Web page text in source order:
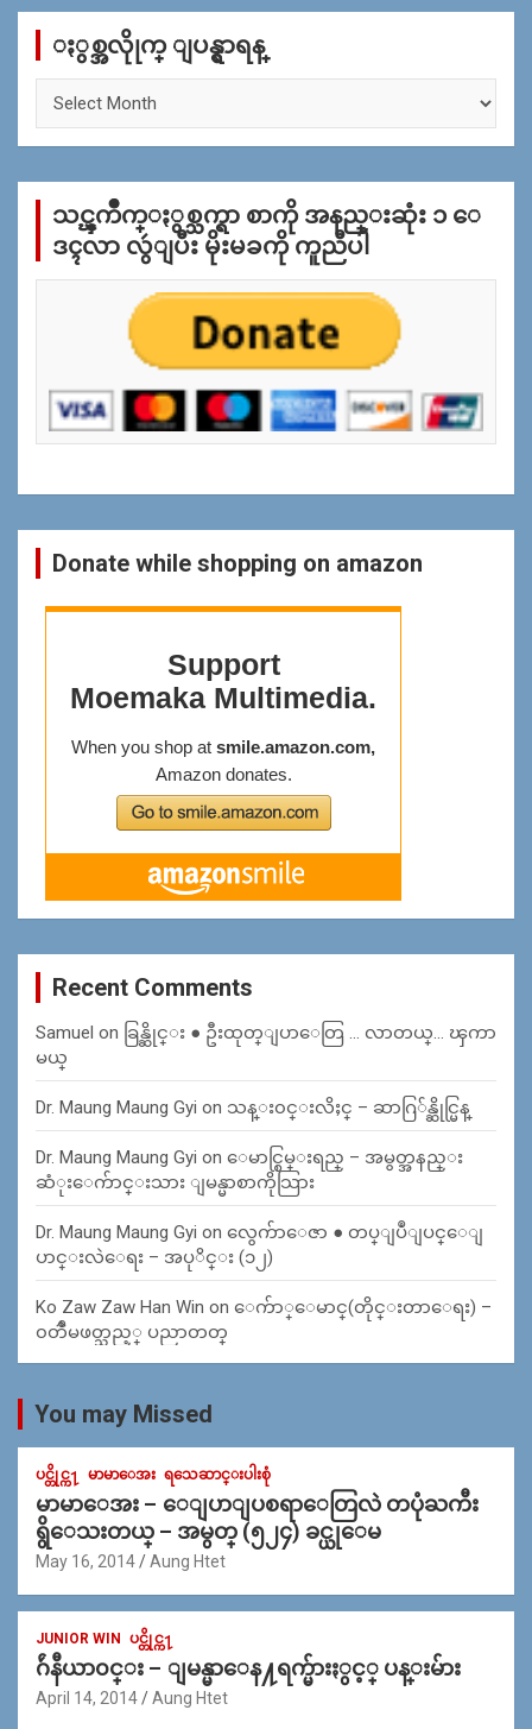
c
ႏွစ္အလိုုက္ ျပန္ရွာရန္
က္
န္
သင္ၾကိဳက္ႏွစ္သက္ရာ စာကို အနည္းဆုံး ၁ ေ
ဒၚလာ လွဴျပီး မိုးမခကို ကူညီပါ
Donate while shopping on amazon
Recent Comments
Samuel on ခြန္ဆိုင္း ● ဦးထုတ္ျပာေတြ … လာတယ္… ၾကာ
မယ္
Dr. Maung Maung Gyi on သန္း၀င္းလိႈင္ – ဆာဂြ်န္ဆိုင္မြန္
Dr. Maung Maung Gyi on ေမာင္စြမ္းရည္ – အမွတ္အနည္း
ဆံုးေက်ာင္းသား ျမန္မာစာကိုသြား
Dr. Maung Maung Gyi on လွေက်ာေဇာ ● တပ္ျပဳျပင္ေျ
ပာင္းလဲေရး – အပုိင္း (၁၂)
Ko Zaw Zaw Han Win on ေက်ာ္ေမာင္(တိုင္းတာေရး) –
၀တၳဳမဖတ္သည့္ ပညာတတ္
You may Missed
ပင္တိုင္က႑ မာမာေအး ရသေဆာင္းပါးစုံ
မာမာေအး – ေျပာျပစရာေတြလဲ တပုံႀကီး
ရွိေသးတယ္ – အမွတ္ (၅၂၄) ခင္ယုေမ
May 16, 2014 Aung Htet
JUNIOR WIN ပင္တိုင္က႑
ဂ်ဴနီယာ၀င္း – ျမန္မာေန႔ရက္မ်ားႏွင့္ ပန္းမ်ား
April 14, 2014 Aung Htet